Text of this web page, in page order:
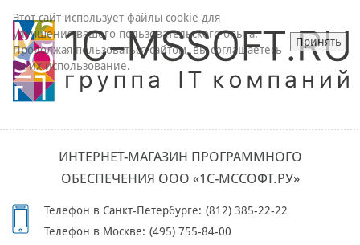
ИНТЕРНЕТ-МАГАЗИН ПРОГРАММНОГО
ОБЕСПЕЧЕНИЯ ООО «1С-МССОФТ.РУ»
Телефон в Санкт-Петербурге: (812) 385-22-22
Телефон в Москве: (495) 755-84-00
Этот сайт использует файлы cookie для
улучшения вашего пользовательского опыта.
Продолжая пользоваться сайтом, вы соглашаетесь
на их использование.
Принять